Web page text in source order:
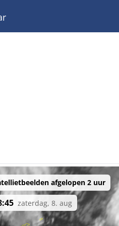
afgelopen 2 uur
zaterdag, 8. aug